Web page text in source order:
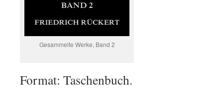
Gesammelte Werke, Band 2
Format: Taschenbuch.